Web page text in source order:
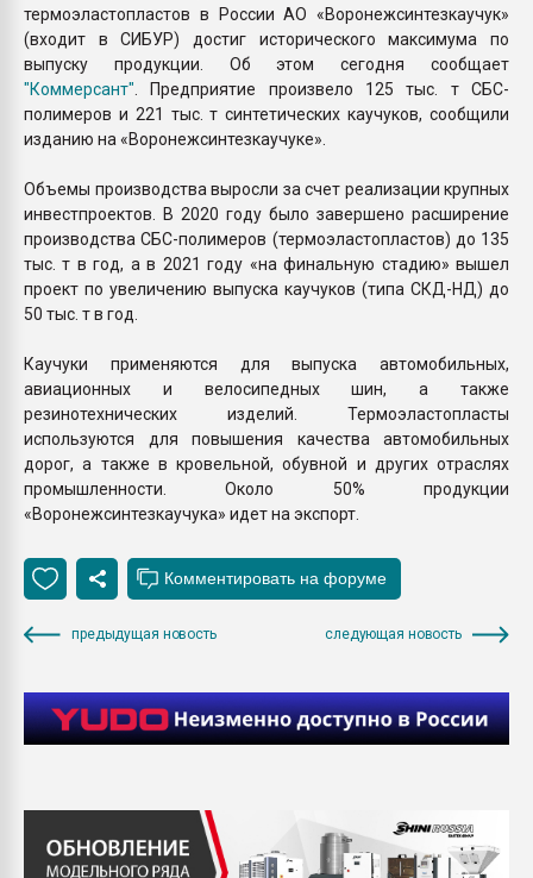
термоэластопластов в России АО «Воронежсинтезкаучук»
(входит в СИБУР) достиг исторического максимума по
выпуску продукции. Об этом сегодня сообщает
"Коммерсант" . Предприятие произвело 125 тыс. т СБС-
полимеров и 221 тыс. т синтетических каучуков, сообщили
изданию на «Воронежсинтезкаучуке».
Объемы производства выросли за счет реализации крупных
инвестпроектов. В 2020 году было завершено расширение
производства СБС-полимеров (термоэластопластов) до 135
тыс. т в год, а в 2021 году «на финальную стадию» вышел
проект по увеличению выпуска каучуков (типа СКД-НД) до
50 тыс. т в год.
Каучуки применяются для выпуска автомобильных,
авиационных и велосипедных шин, а также
резинотехнических изделий. Термоэластопласты
используются для повышения качества автомобильных
дорог, а также в кровельной, обувной и других отраслях
промышленности. Около 50% продукции
«Воронежсинтезкаучука» идет на экспорт.
предыдущая новость следующая новость